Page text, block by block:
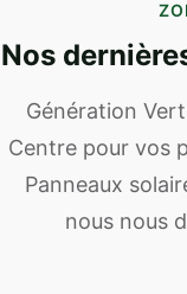
Nos
Génération
Centre pour vos
Panneaux
nous nous